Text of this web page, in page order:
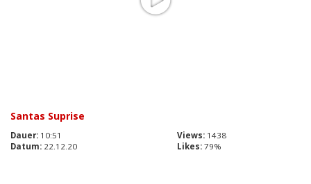
Santas Suprise
Dauer: 10:51 Views: 1438
Datum: 22.12.20 Likes: 79%